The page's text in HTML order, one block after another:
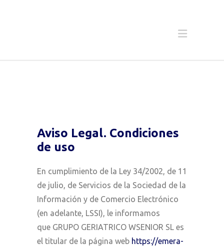
Aviso Legal. Condiciones
de uso
En cumplimiento de la Ley 34/2002, de 11
de julio, de Servicios de la Sociedad de la
Información y de Comercio Electrónico
(en adelante, LSSI), le informamos
que GRUPO GERIATRICO WSENIOR SL es
el titular de la página web https://emera-